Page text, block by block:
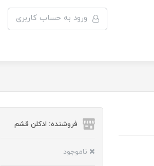
ورود به حساب کاربری
فروشنده: ادکلن قشم
ناموجود